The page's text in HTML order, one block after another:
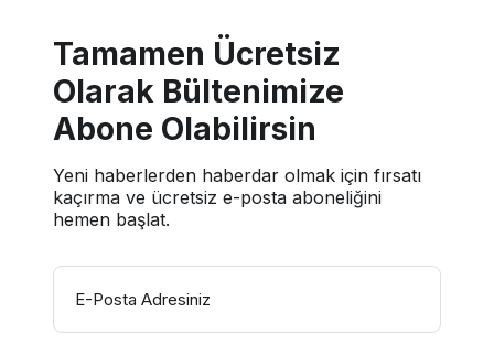
Tamamen Ücretsiz
Olarak Bültenimize
Abone Olabilirsin
Yeni haberlerden haberdar olmak için fırsatı
kaçırma ve ücretsiz e-posta aboneliğini
hemen başlat.
E-Posta Adresiniz